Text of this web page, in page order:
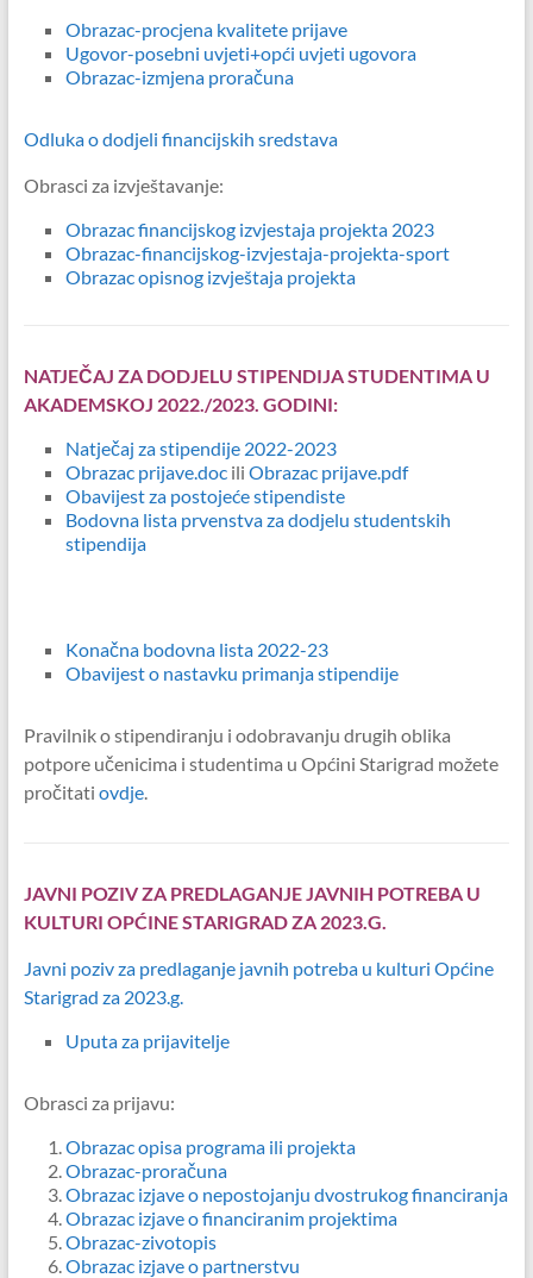
Obrazac-procjena kvalitete prijave
Ugovor-posebni uvjeti+opći uvjeti ugovora
Obrazac-izmjena proračuna
Odluka o dodjeli financijskih sredstava
Obrasci za izvještavanje:
Obrazac financijskog izvjestaja projekta 2023
Obrazac-financijskog-izvjestaja-projekta-sport
Obrazac opisnog izvještaja projekta
NATJEČAJ ZA DODJELU STIPENDIJA STUDENTIMA U
AKADEMSKOJ 2022./2023. GODINI:
Natječaj za stipendije 2022-2023
Obrazac prijave.docili Obrazac prijave.pdf
Obavijest za postojeće stipendiste
Bodovna lista prvenstva za dodjelu studentskih
stipendija
Konačna bodovna lista 2022-23
Obavijest o nastavku primanja stipendije
Pravilnik o stipendiranju i odobravanju drugih oblika
potpore učenicima i studentima u Općini Starigrad možete
pročitati ovdje.
JAVNI POZIV ZA PREDLAGANJE JAVNIH POTREBA U
KULTURI OPĆINE STARIGRAD ZA 2023.G.
Javni poziv za predlaganje javnih potreba u kulturi Općine
Starigrad za 2023.g.
Uputa za prijavitelje
Obrasci za prijavu:
Obrazac opisa programa ili projekta
Obrazac-proračuna
Obrazac izjave o nepostojanju dvostrukog financiranja
Obrazac izjave o financiranim projektima
Obrazac-zivotopis
Obrazac izjave o partnerstvu